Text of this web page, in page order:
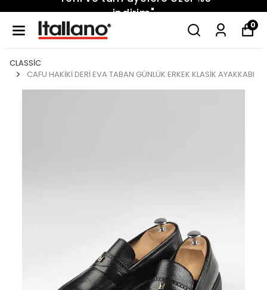
indirim"
0
CLASSİC
CAFU HAKİKİ DERİ EVA TABAN GÜNLÜK ERKEK KLASİK AYAKKABI